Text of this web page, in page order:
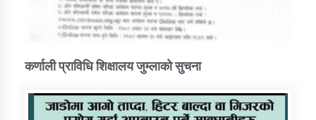
कर्णाली प्राविधि शिक्षालय जुम्लाको सुचना